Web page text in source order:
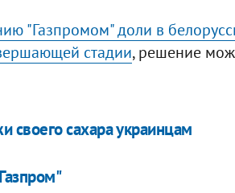
"Газпромом" доли в
стадии, решение
своего сахара украинцам